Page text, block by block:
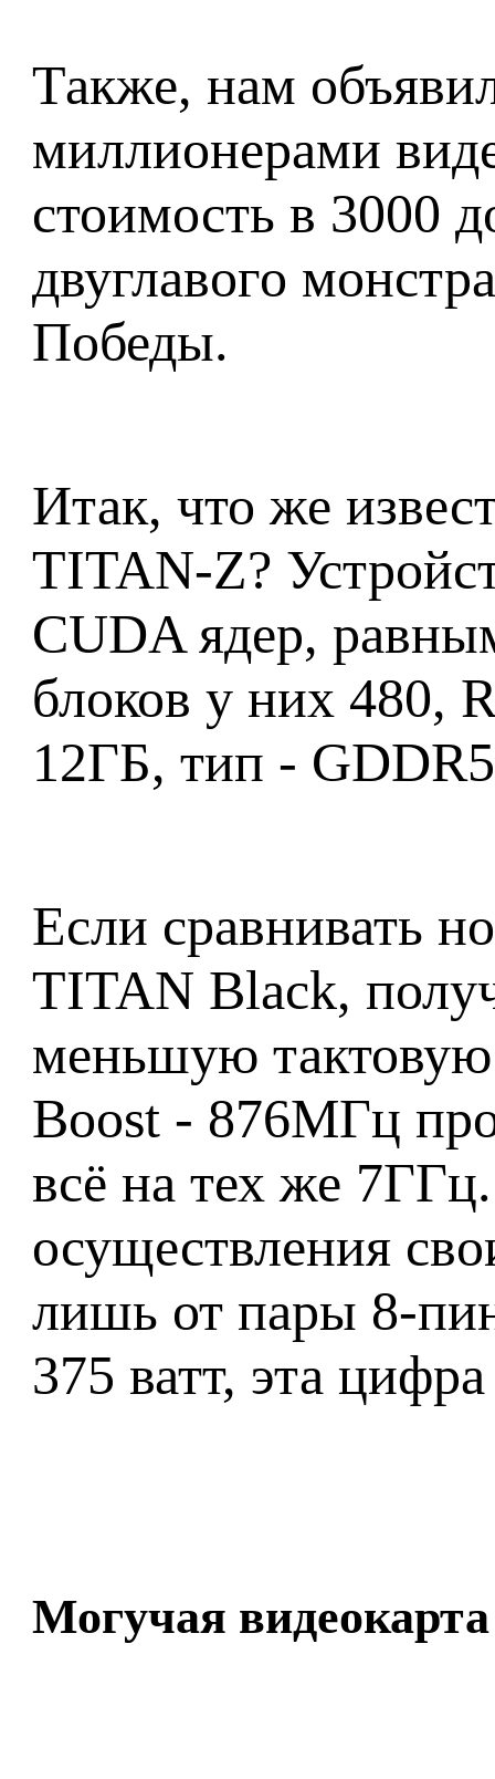
Также, нам
миллионерами
стоимость в 3000
двуглавого
Победы.
Итак, что же
TITAN-Z?
CUDA ядер,
блоков у них 480,
12ГБ, тип -
Если сравнивать
TITAN Black,
меньшую
Boost - 876МГц
всё на тех же
осуществления
лишь от пары 8-
375 ватт, эта
Могучая